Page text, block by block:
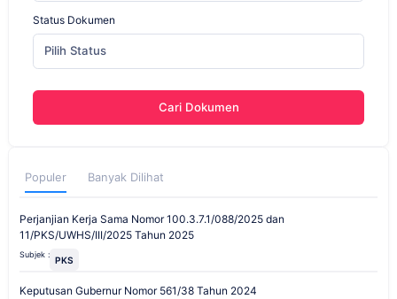
Status Dokumen
Pilih Status
Cari Dokumen
Populer Banyak Dilihat
Perjanjian Kerja Sama Nomor 100.3.7.1/088/2025 dan
11/PKS/UWHS/III/2025 Tahun 2025
Subjek : PKS
Keputusan Gubernur Nomor 561/38 Tahun 2024